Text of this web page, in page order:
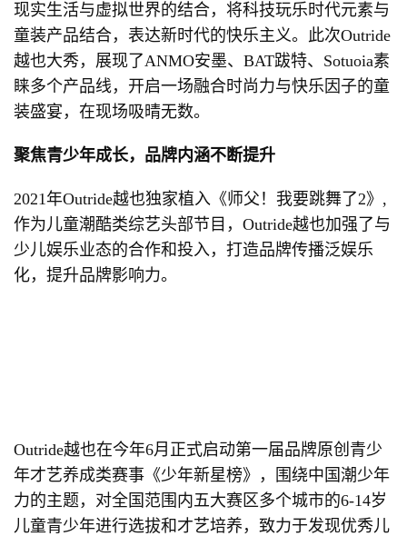
现实生活与虚拟世界的结合，将科技玩乐时代元素与
童装产品结合，表达新时代的快乐主义。此次Outride
越也大秀，展现了ANMO安墨、BAT跋特、Sotuoia素
睐多个产品线，开启一场融合时尚力与快乐因子的童
装盛宴，在现场吸晴无数。
聚焦青少年成长，品牌内涵不断提升
2021年Outride越也独家植入《师父！我要跳舞了2》,
作为儿童潮酷类综艺头部节目，Outride越也加强了与
少儿娱乐业态的合作和投入，打造品牌传播泛娱乐
化，提升品牌影响力。
Outride越也在今年6月正式启动第一届品牌原创青少
年才艺养成类赛事《少年新星榜》，围绕中国潮少年
力的主题，对全国范围内五大赛区多个城市的6-14岁
儿童青少年进行选拔和才艺培养，致力于发现优秀儿